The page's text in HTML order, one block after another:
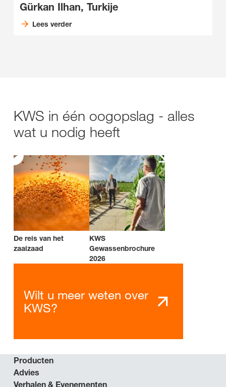
Gürkan Ilhan, Turkije
Lees verder
KWS in één oogopslag - alles
wat u nodig heeft
De reis van het
zaaizaad
KWS
Gewassenbrochure
2026
Wilt u meer weten over
KWS?
Producten
Advies
Verhalen & Evenementen